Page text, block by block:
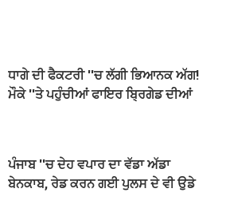
ਧਾਗੇ ਦੀ ਫੈਕਟਰੀ ''ਚ ਲੱਗੀ ਭਿਆਨਕ ਅੱਗ!
ਮੌਕੇ ''ਤੇ ਪਹੁੰਚੀਆਂ ਫਾਇਰ ਬ੍ਰਿਗੇਡ ਦੀਆਂ
ਪੰਜਾਬ ''ਚ ਦੇਹ ਵਪਾਰ ਦਾ ਵੱਡਾ ਅੱਡਾ
ਬੇਨਕਾਬ, ਰੇਡ ਕਰਨ ਗਈ ਪੁਲਸ ਦੇ ਵੀ ਉਡੇ